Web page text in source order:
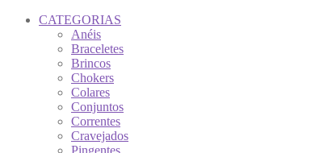
CATEGORIAS
Anéis
Braceletes
Brincos
Chokers
Colares
Conjuntos
Correntes
Cravejados
Pingentes